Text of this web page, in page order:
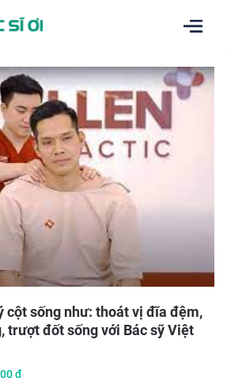
cột sống như: thoát vị đĩa đệm,
trượt đốt sống với Bác sỹ Việt
đ